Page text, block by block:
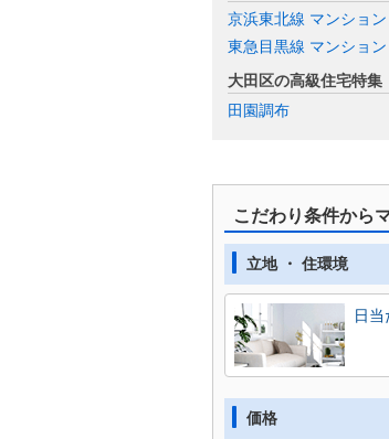
京浜東北線 マンション
東急目黒線 マンション
大田区の高級住宅特集
田園調布
こだわり条件から
立地 ・ 住環境
日
価格